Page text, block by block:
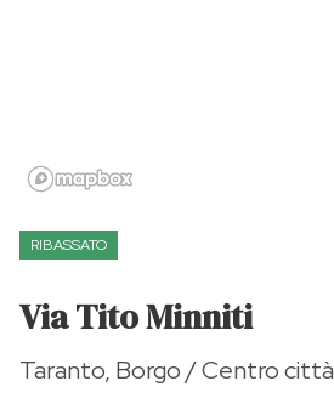
RIBASSATO
Via Tito Minniti
Taranto, Borgo / Centro città